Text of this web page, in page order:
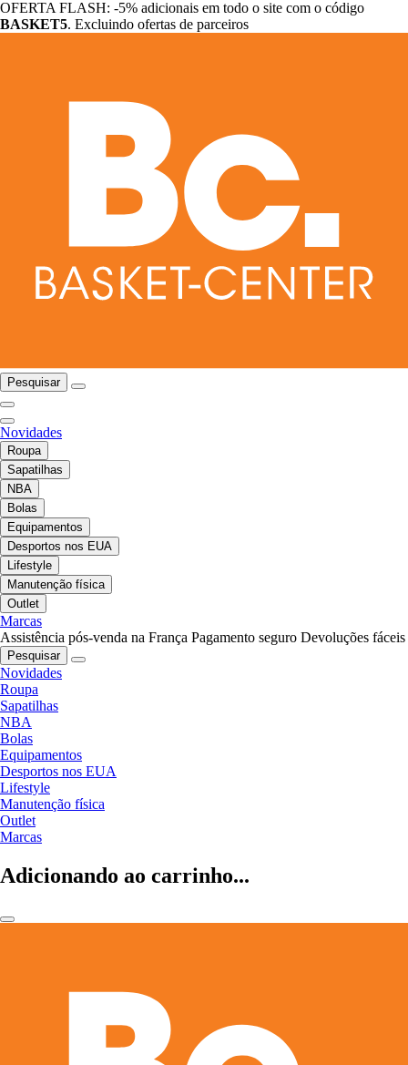
OFERTA FLASH: -5% adicionais em todo o site com o código
BASKET5. Excluindo ofertas de parceiros
Pesquisar
Novidades
Roupa
Sapatilhas
NBA
Bolas
Equipamentos
Desportos nos EUA
Lifestyle
Manutenção física
Outlet
Marcas
Assistência pós-venda na França Pagamento seguro Devoluções fáceis
Pesquisar
Novidades
Roupa
Sapatilhas
NBA
Bolas
Equipamentos
Desportos nos EUA
Lifestyle
Manutenção física
Outlet
Marcas
Adicionando ao carrinho...